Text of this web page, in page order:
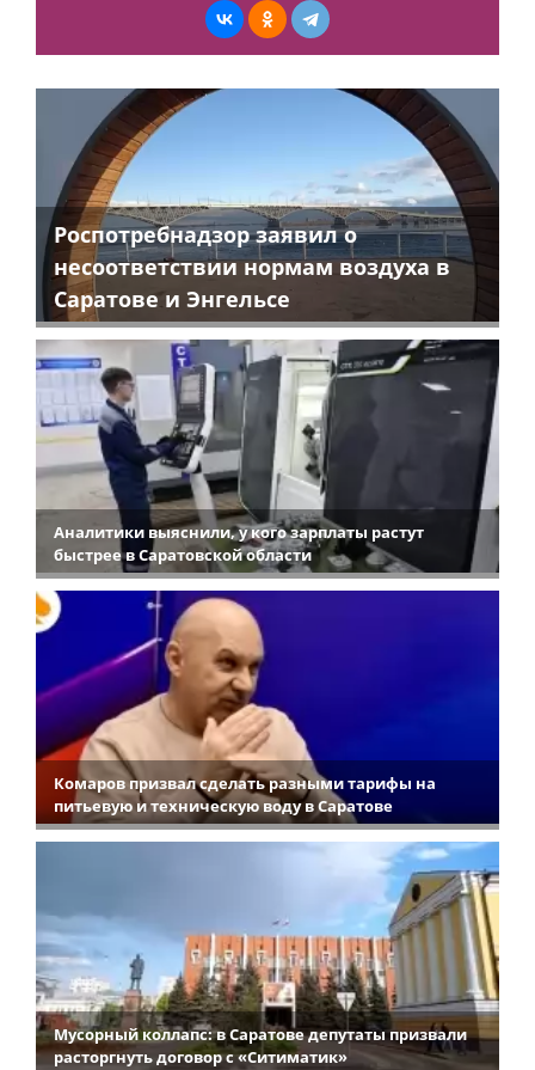
Роспотребнадзор заявил о
несоответствии нормам воздуха в
Саратове и Энгельсе
Аналитики выяснили, у кого зарплаты растут
быстрее в Саратовской области
Комаров призвал сделать разными тарифы на
питьевую и техническую воду в Саратове
Мусорный коллапс: в Саратове депутаты призвали
расторгнуть договор с «Ситиматик»